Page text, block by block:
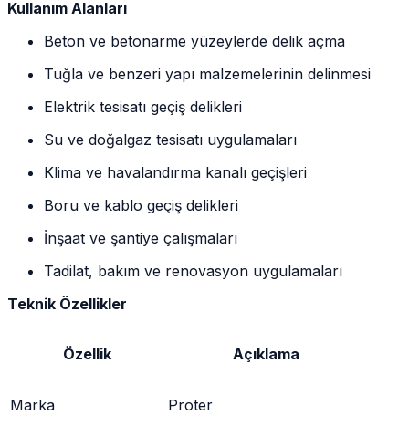
Kullanım Alanları
Beton ve betonarme yüzeylerde delik açma
Tuğla ve benzeri yapı malzemelerinin delinmesi
Elektrik tesisatı geçiş delikleri
Su ve doğalgaz tesisatı uygulamaları
Klima ve havalandırma kanalı geçişleri
Boru ve kablo geçiş delikleri
İnşaat ve şantiye çalışmaları
Tadilat, bakım ve renovasyon uygulamaları
Teknik Özellikler
Özellik Açıklama
Marka Proter